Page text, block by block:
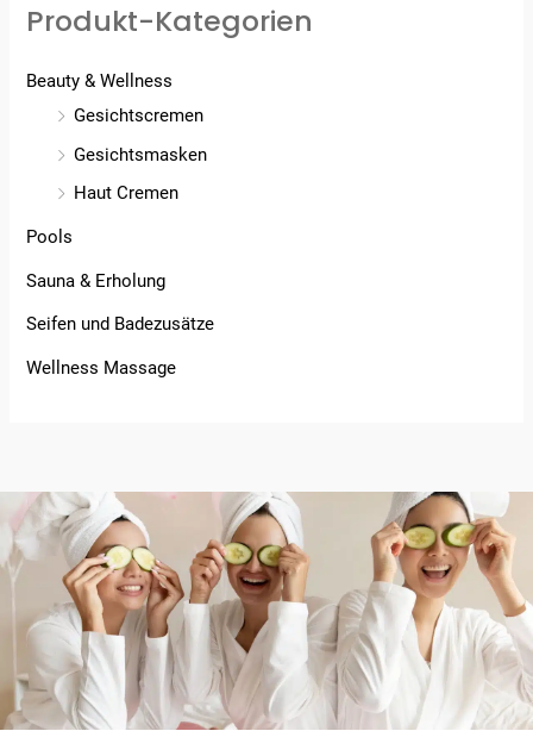
Produkt-Kategorien
Beauty & Wellness
Gesichtscremen
Gesichtsmasken
Haut Cremen
Pools
Sauna & Erholung
Seifen und Badezusätze
Wellness Massage